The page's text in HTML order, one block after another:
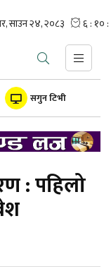
सगुन टिभी
: पहिलो